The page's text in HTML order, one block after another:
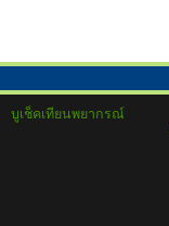
บูเช็คเทียนพยากรณ์